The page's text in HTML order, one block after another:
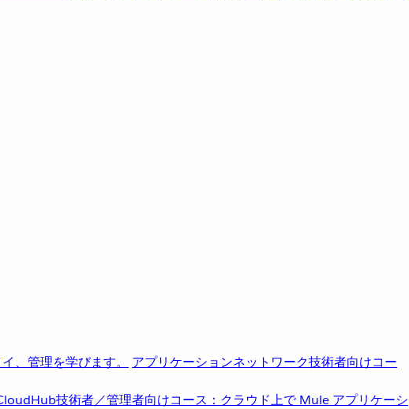
、管理を学びます。 アプリケーションネットワーク技術者向けコー
技術者／管理者向けコース：クラウド上で Mule アプリケーシ